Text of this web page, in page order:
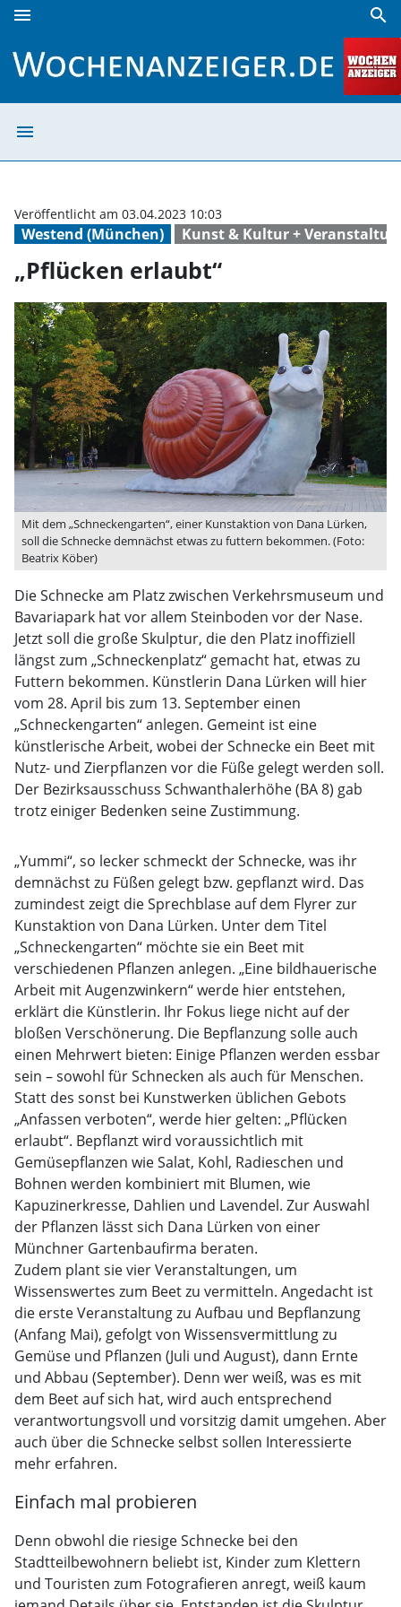
menu search
menu
Westend (München) Kunst & Kultur +
Veröffentlicht am 03.04.2023 10:03
„Pflücken erlaubt“
Mit dem „Schneckengarten“, einer Kunstaktion von Dana Lürken,
soll die Schnecke demnächst etwas zu futtern bekommen. (Foto:
Beatrix Köber)
Die Schnecke am Platz zwischen Verkehrsmuseum und
Bavariapark hat vor allem Steinboden vor der Nase.
Jetzt soll die große Skulptur, die den Platz inoffiziell
längst zum „Schneckenplatz“ gemacht hat, etwas zu
Futtern bekommen. Künstlerin Dana Lürken will hier
vom 28. April bis zum 13. September einen
„Schneckengarten“ anlegen. Gemeint ist eine
künstlerische Arbeit, wobei der Schnecke ein Beet mit
Nutz- und Zierpflanzen vor die Füße gelegt werden soll.
Der Bezirksausschuss Schwanthalerhöhe (BA 8) gab
trotz einiger Bedenken seine Zustimmung.
„Yummi“, so lecker schmeckt der Schnecke, was ihr
demnächst zu Füßen gelegt bzw. gepflanzt wird. Das
zumindest zeigt die Sprechblase auf dem Flyrer zur
Kunstaktion von Dana Lürken. Unter dem Titel
„Schneckengarten“ möchte sie ein Beet mit
verschiedenen Pflanzen anlegen. „Eine bildhauerische
Arbeit mit Augenzwinkern“ werde hier entstehen,
erklärt die Künstlerin. Ihr Fokus liege nicht auf der
bloßen Verschönerung. Die Bepflanzung solle auch
einen Mehrwert bieten: Einige Pflanzen werden essbar
sein – sowohl für Schnecken als auch für Menschen.
Statt des sonst bei Kunstwerken üblichen Gebots
„Anfassen verboten“, werde hier gelten: „Pflücken
erlaubt“. Bepflanzt wird voraussichtlich mit
Gemüsepflanzen wie Salat, Kohl, Radieschen und
Bohnen werden kombiniert mit Blumen, wie
Kapuzinerkresse, Dahlien und Lavendel. Zur Auswahl
der Pflanzen lässt sich Dana Lürken von einer
Münchner Gartenbaufirma beraten.
Zudem plant sie vier Veranstaltungen, um
Wissenswertes zum Beet zu vermitteln. Angedacht ist
die erste Veranstaltung zu Aufbau und Bepflanzung
(Anfang Mai), gefolgt von Wissensvermittlung zu
Gemüse und Pflanzen (Juli und August), dann Ernte
und Abbau (September). Denn wer weiß, was es mit
dem Beet auf sich hat, wird auch entsprechend
verantwortungsvoll und vorsitzig damit umgehen. Aber
auch über die Schnecke selbst sollen Interessierte
mehr erfahren.
Einfach mal probieren
Denn obwohl die riesige Schnecke bei den
Stadtteilbewohnern beliebt ist, Kinder zum Klettern
und Touristen zum Fotografieren anregt, weiß kaum